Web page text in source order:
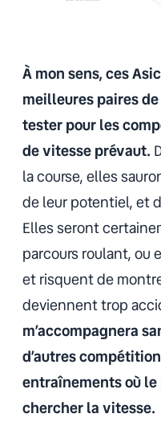
À mon sens, ces
meilleures paires de
tester pour les
de vitesse prévaut.
la course, elles
de leur potentiel, et
Elles seront
parcours roulant, ou
et risquent de
deviennent trop
m’accompagnera
d’autres
entraînements où
chercher la vitesse.